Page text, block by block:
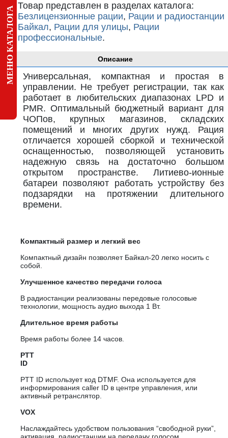
МЕНЮ КАТАЛОГА Описание
Универсальная, компактная и простая в
управлении. Не требует регистрации, так как
работает в любительских диапазонах LPD и
PMR. Оптимальный бюджетный вариант для
ЧОПов, крупных магазинов, складских
помещений и многих других нужд. Рация
отличается хорошей сборкой и технической
оснащенностью, позволяющей установить
надежную связь на достаточно большом
открытом пространстве. Литиево-ионные
батареи позволяют работать устройству без
подзарядки на протяжении длительного
времени.
Компактный размер и легкий вес
Компактный дизайн позволяет Байкал-20 легко носить с
собой.
Улучшенное качество передачи голоса
В радиостанции реализованы передовые голосовые
технологии, мощность аудио выхода 1 Вт.
Длительное время работы
Время работы более 14 часов.
PTT
ID
PTT ID использует код DTMF. Она используется для
информирования caller ID в центре управления, или
активный ретранслятор.
VOX
Наслаждайтесь удобством пользования “свободной руки”,
Товар представлен в разделах каталога:
Безлицензионные рации, Рации и радиостанции
Байкал, Рации для улицы, Рации
профессиональные.